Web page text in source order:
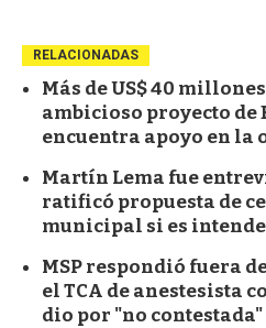
RELACIONADAS
Más de US$ 40
ambicioso proyecto de
encuentra apoyo en la
Martín Lema fue
ratificó propuesta de
municipal si es
MSP respondió fuera
el TCA de anestesista
dio por "no contestada"